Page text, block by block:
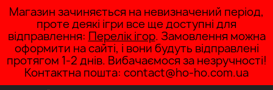
Магазин зачиняється на невизначений період,
проте деякі ігри все ще доступні для
відправлення: Перелік ігор. Замовлення можна
оформити на сайті, і вони будуть відправлені
протягом 1-2 днів. Вибачаємося за незручності!
Контактна пошта: contact@ho-ho.com.ua